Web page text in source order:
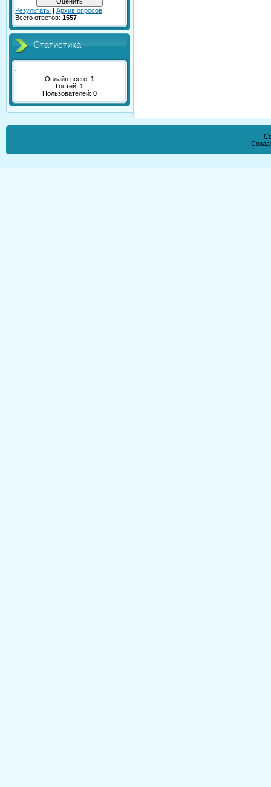
Результаты | Архив опросов
Всего ответов: 1557
Статистика
Онлайн всего: 1
Гостей: 1
Пользователей: 0